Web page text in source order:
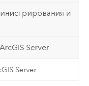
и
Server
Server